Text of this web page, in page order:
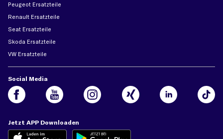
Peugeot Ersatzteile
Renault Ersatzteile
Seat Ersatzteile
Skoda Ersatzteile
VW Ersatzteile
Social Media
Jetzt APP Downloaden